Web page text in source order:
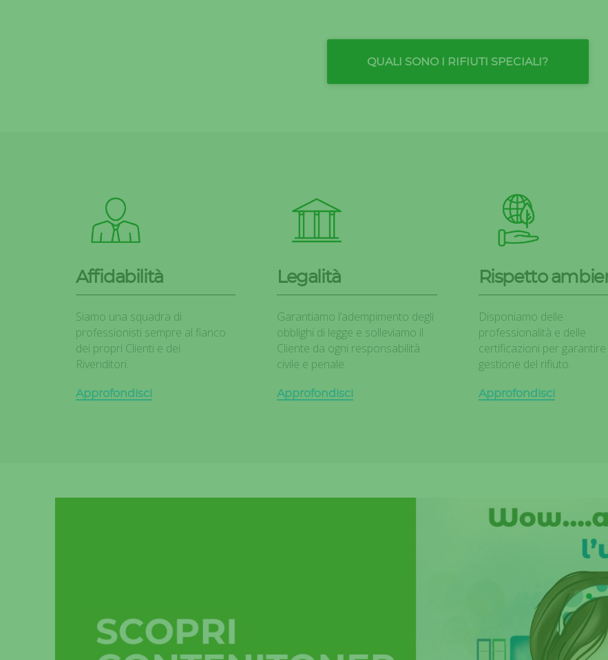
QUALI SONO I RIFIUTI SPECIALI?
Affidabilità
Siamo una squadra di
professionisti sempre al fianco
dei propri Clienti e dei
Rivenditori.
Approfondisci
Legalità
Garantiamo l’adempimento degli
obblighi di legge e solleviamo il
Cliente da ogni responsabilità
civile e penale.
Approfondisci
Rispetto
Disponiamo delle
professionalità e delle
certificazioni per garantire
gestione del rifiuto.
Approfondisci